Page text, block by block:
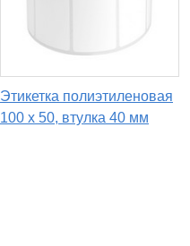
Этикетка полиэтиленовая
100 x 50, втулка 40 мм